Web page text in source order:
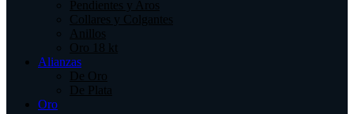
Pendientes y Aros
Collares y Colgantes
Anillos
Oro 18 kt
Alianzas
De Oro
De Plata
Oro